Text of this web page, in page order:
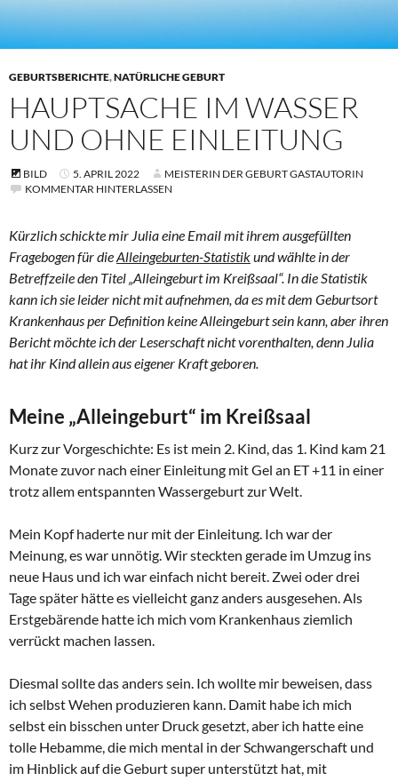
GEBURTSBERICHTE,NATÜRLICHE GEBURT
HAUPTSACHE IM WASSER
UND OHNE EINLEITUNG
BILD 5. APRIL 2022
MEISTERIN DER GEBURT GASTAUTORIN
KOMMENTAR HINTERLASSEN
Kürzlich schickte mir Julia eine Email mit ihrem ausgefüllten
Fragebogen für dieAlleingeburten-Statistikund wählte in der
Betreffzeile den Titel „Alleingeburt im Kreißsaal“. In die Statistik
kann ich sie leider nicht mit aufnehmen, da es mit dem Geburtsort
Krankenhaus per Definition keine Alleingeburt sein kann, aber ihren
Bericht möchte ich der Leserschaft nicht vorenthalten, denn Julia
hat ihr Kind allein aus eigener Kraft geboren.
Meine „Alleingeburt“ im Kreißsaal
Kurz zur Vorgeschichte: Es ist mein 2. Kind, das 1. Kind kam 21
Monate zuvor nach einer Einleitung mit Gel an ET +11 in einer
trotz allem entspannten Wassergeburt zur Welt.
Mein Kopf haderte nur mit der Einleitung. Ich war der
Meinung, es war unnötig. Wir steckten gerade im Umzug ins
neue Haus und ich war einfach nicht bereit. Zwei oder drei
Tage später hätte es vielleicht ganz anders ausgesehen. Als
Erstgebärende hatte ich mich vom Krankenhaus ziemlich
verrückt machen lassen.
Diesmal sollte das anders sein. Ich wollte mir beweisen, dass
ich selbst Wehen produzieren kann. Damit habe ich mich
selbst ein bisschen unter Druck gesetzt, aber ich hatte eine
tolle Hebamme, die mich mental in der Schwangerschaft und
im Hinblick auf die Geburt super unterstützt hat, mit